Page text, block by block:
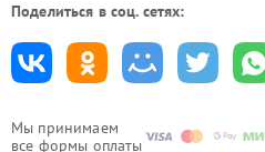
Мы принимаем
все формы оплаты
Поделиться в соц. сетях: